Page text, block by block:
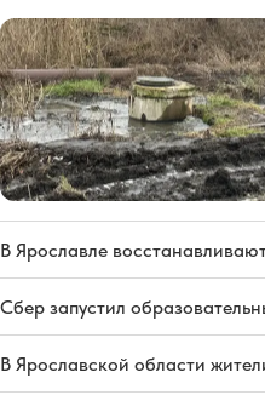
В Ярославле
Сбер запустил
В Ярославской области